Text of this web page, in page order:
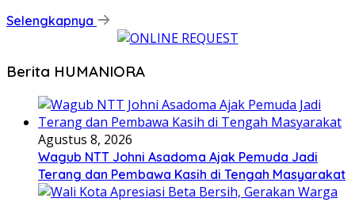
Selengkapnya
Berita HUMANIORA
Agustus 8, 2026
Wagub NTT Johni Asadoma Ajak Pemuda Jadi
Terang dan Pembawa Kasih di Tengah Masyarakat